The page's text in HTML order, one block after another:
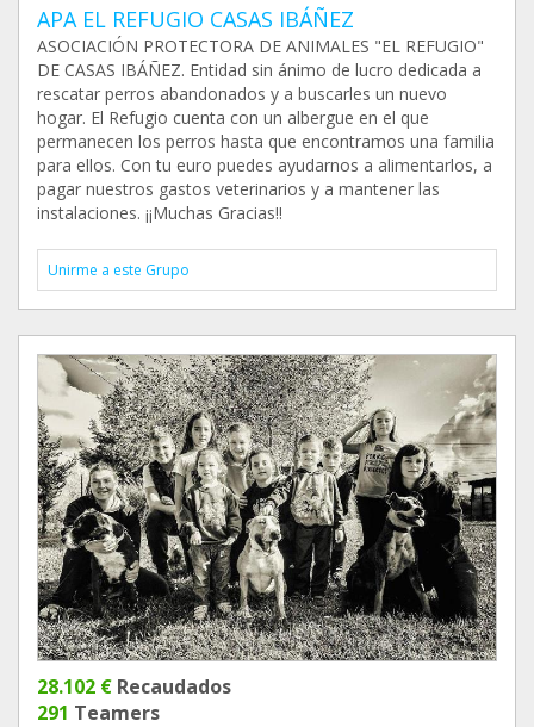
APA EL REFUGIO CASAS IBÁÑEZ
ASOCIACIÓN PROTECTORA DE ANIMALES "EL REFUGIO"
DE CASAS IBÁÑEZ. Entidad sin ánimo de lucro dedicada a
rescatar perros abandonados y a buscarles un nuevo
hogar. El Refugio cuenta con un albergue en el que
permanecen los perros hasta que encontramos una familia
para ellos. Con tu euro puedes ayudarnos a alimentarlos, a
pagar nuestros gastos veterinarios y a mantener las
instalaciones. ¡¡Muchas Gracias!!
Unirme a este Grupo
28.102 € Recaudados
291 Teamers